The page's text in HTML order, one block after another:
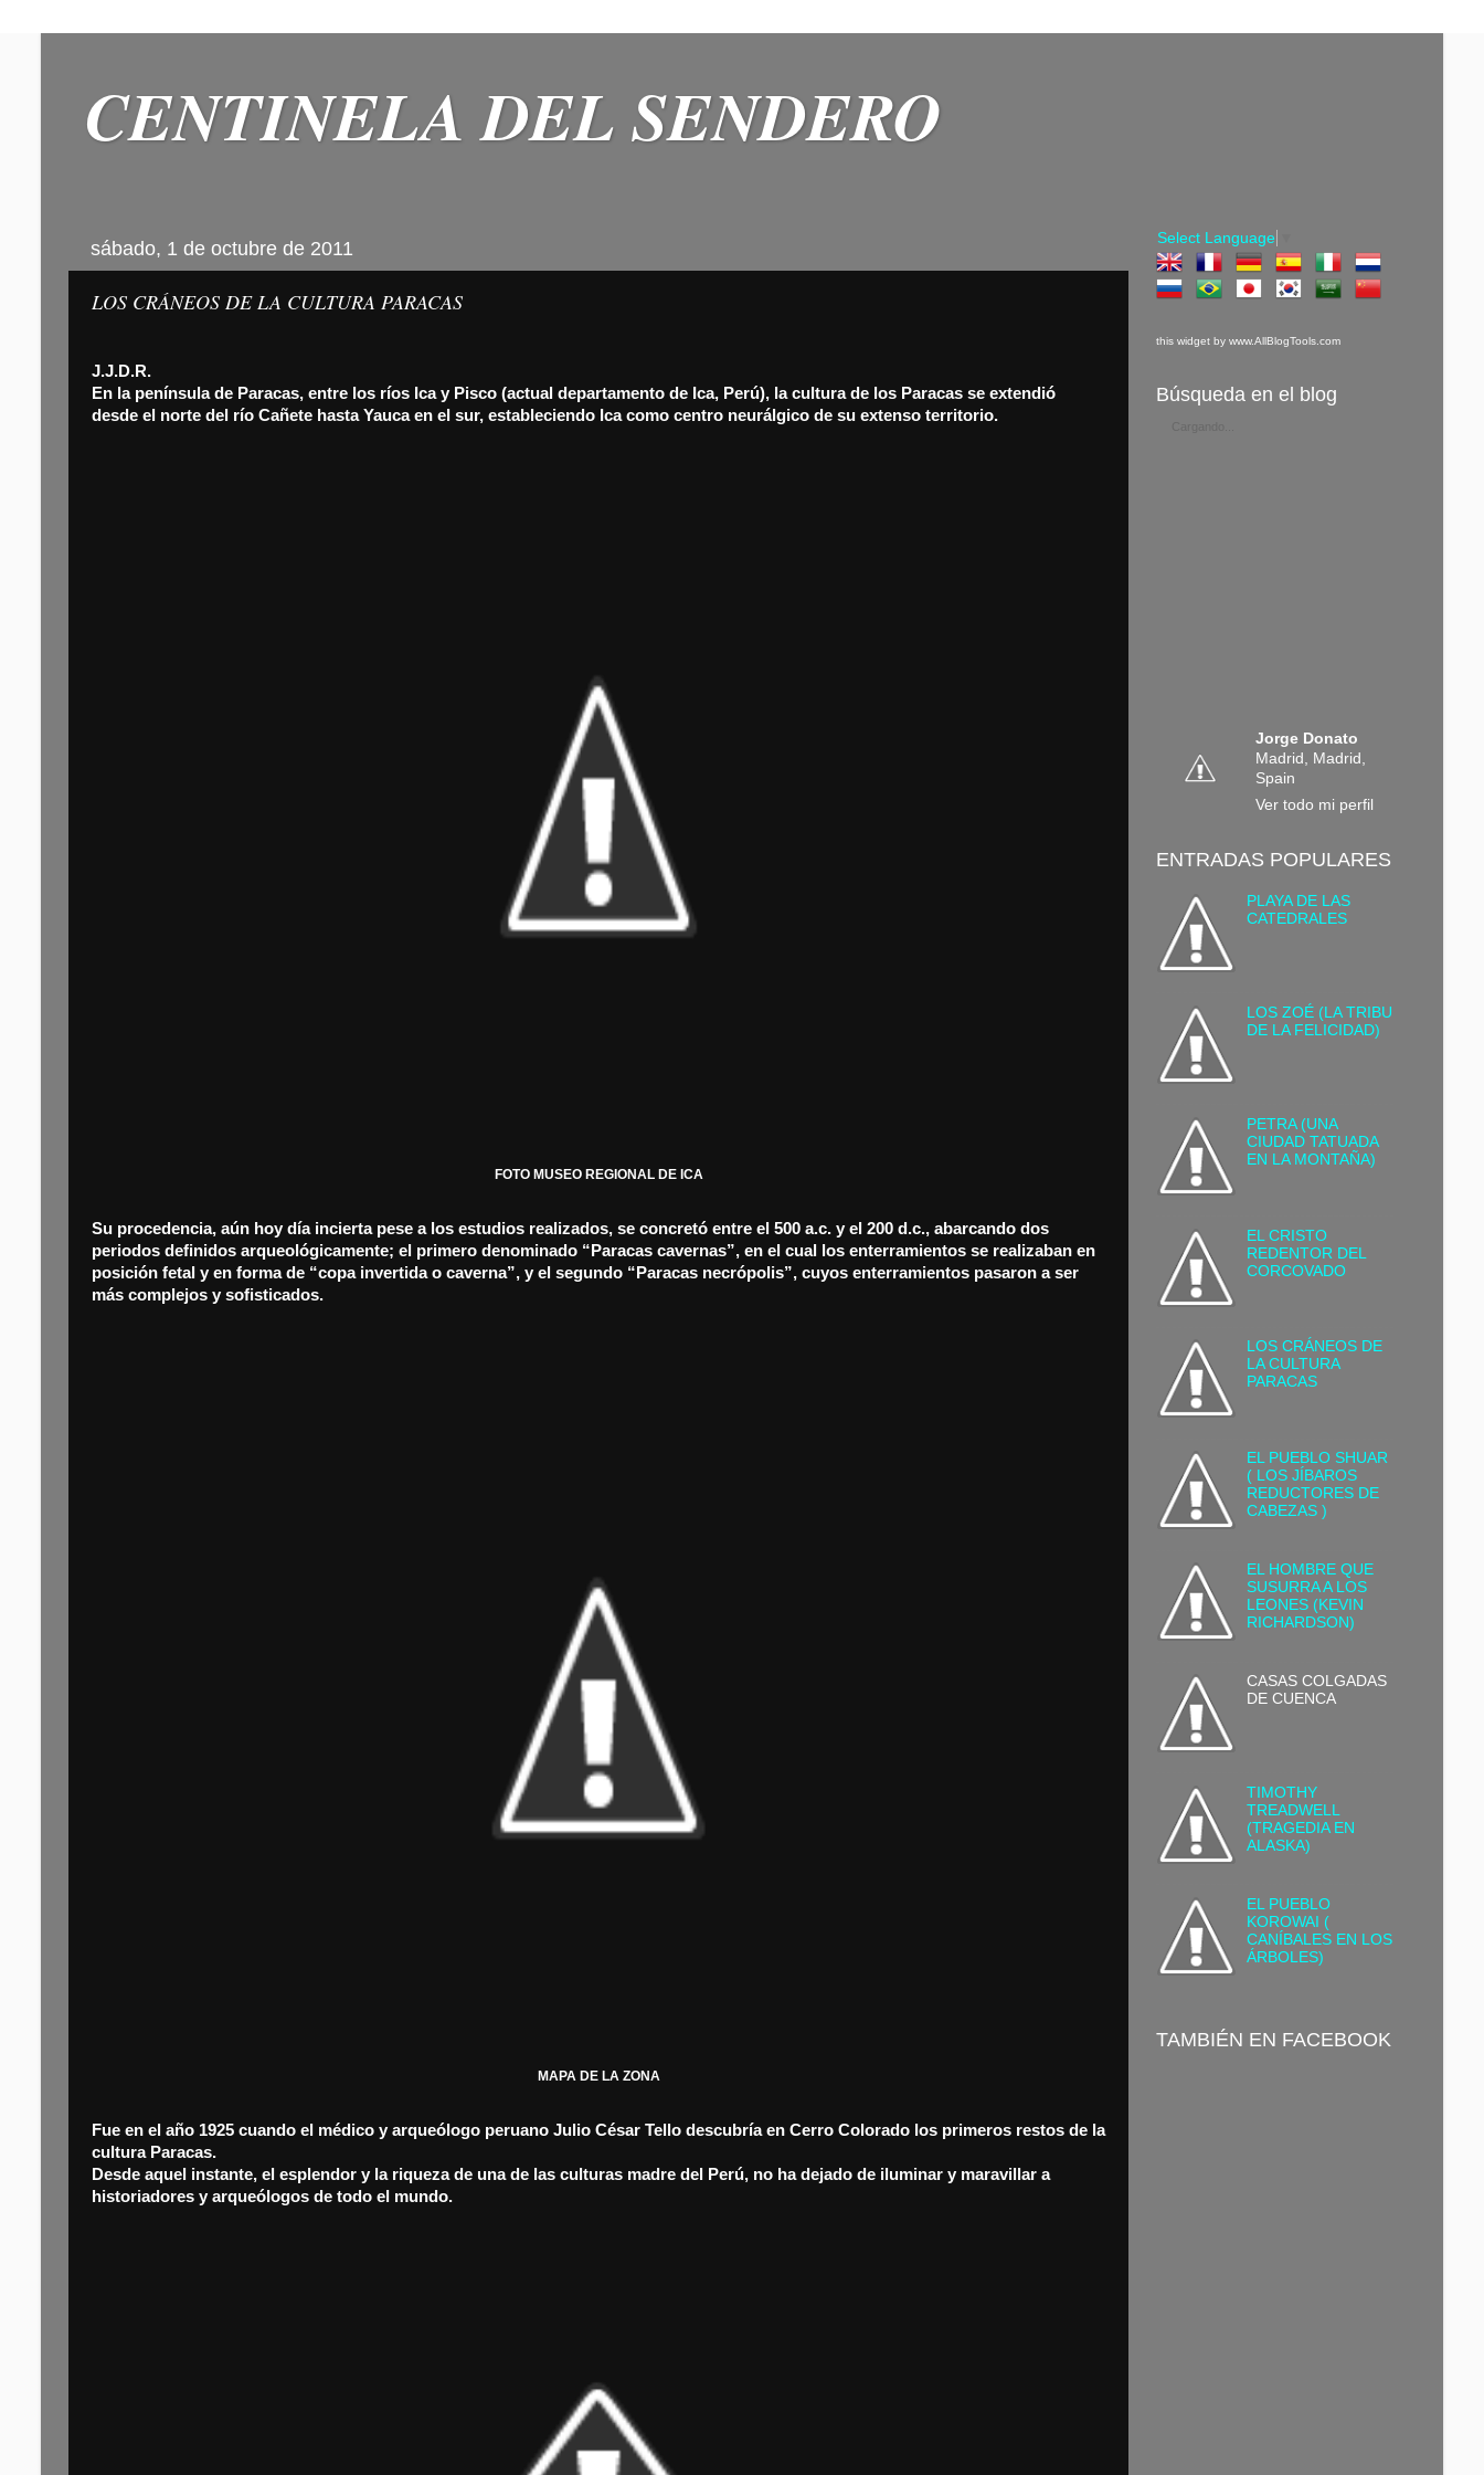
CENTINELA DEL SENDERO
sábado, 1 de octubre de 2011
LOS CRÁNEOS DE LA CULTURA PARACAS
J.J.D.R.
En la península de Paracas, entre los ríos Ica y Pisco (actual departamento de Ica, Perú), la cultura de los Paracas se extendió
desde el norte del río Cañete hasta Yauca en el sur, estableciendo Ica como centro neurálgico de su extenso territorio.
FOTO MUSEO REGIONAL DE ICA
Su procedencia, aún hoy día incierta pese a los estudios realizados, se concretó entre el 500 a.c. y el 200 d.c., abarcando dos
periodos definidos arqueológicamente; el primero denominado “Paracas cavernas”, en el cual los enterramientos se realizaban en
posición fetal y en forma de “copa invertida o caverna”, y el segundo “Paracas necrópolis”, cuyos enterramientos pasaron a ser
más complejos y sofisticados.
MAPA DE LA ZONA
Fue en el año 1925 cuando el médico y arqueólogo peruano Julio César Tello descubría en Cerro Colorado los primeros restos de la
cultura Paracas.
Desde aquel instante, el esplendor y la riqueza de una de las culturas madre del Perú, no ha dejado de iluminar y maravillar a
historiadores y arqueólogos de todo el mundo.
Select Language
this widget by www.AllBlogTools.com
Búsqueda en el blog
Jorge Donato
Madrid, Madrid,
Spain
Ver todo mi perfil
ENTRADAS POPULARES
PLAYA DE LAS
CATEDRALES
LOS ZOÉ (LA TRIBU
DE LA FELICIDAD)
PETRA (UNA
CIUDAD TATUADA
EN LA MONTAÑA)
EL CRISTO
REDENTOR DEL
CORCOVADO
LOS CRÁNEOS DE
LA CULTURA
PARACAS
EL PUEBLO SHUAR
( LOS JÍBAROS
REDUCTORES DE
CABEZAS )
EL HOMBRE QUE
SUSURRA A LOS
LEONES (KEVIN
RICHARDSON)
CASAS COLGADAS
DE CUENCA
TIMOTHY
TREADWELL
(TRAGEDIA EN
ALASKA)
EL PUEBLO
KOROWAI (
CANÍBALES EN LOS
ÁRBOLES)
TAMBIÉN EN FACEBOOK